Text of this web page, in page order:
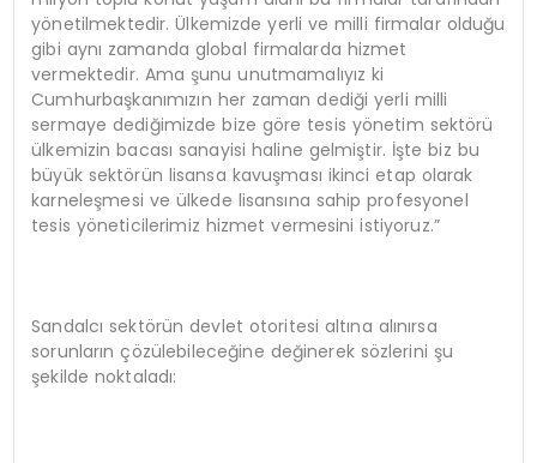
yönetilmektedir. Ülkemizde yerli ve milli firmalar olduğu
gibi aynı zamanda global firmalarda hizmet
vermektedir. Ama şunu unutmamalıyız ki
Cumhurbaşkanımızın her zaman dediği yerli milli
sermaye dediğimizde bize göre tesis yönetim sektörü
ülkemizin bacası sanayisi haline gelmiştir. İşte biz bu
büyük sektörün lisansa kavuşması ikinci etap olarak
karneleşmesi ve ülkede lisansına sahip profesyonel
tesis yöneticilerimiz hizmet vermesini istiyoruz.”
Sandalcı sektörün devlet otoritesi altına alınırsa
sorunların çözülebileceğine değinerek sözlerini şu
şekilde noktaladı: